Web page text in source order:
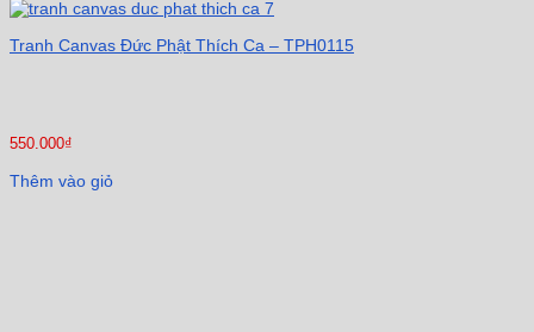
Tranh Canvas Đức Phật Thích Ca – TPH0115
550.000₫
Thêm vào giỏ